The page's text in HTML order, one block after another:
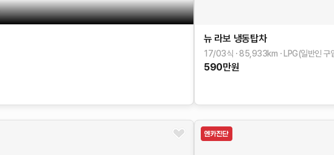
뉴 라보 냉동탑차
17/03식 85,933km LPG(일반인 구
590만원